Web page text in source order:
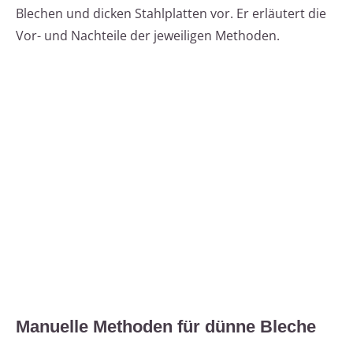
Blechen und dicken Stahlplatten vor. Er erläutert die
Vor- und Nachteile der jeweiligen Methoden.
Manuelle Methoden für dünne Bleche